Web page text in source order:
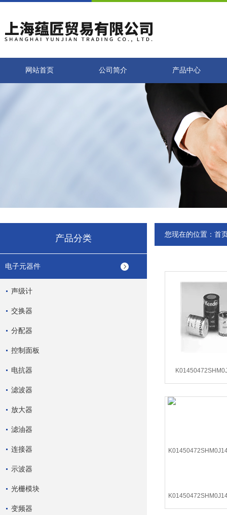
网站首页 公司简介 产品中心
产品分类
电子元器件
声级计
交换器
分配器
控制面板
电抗器
滤波器
放大器
滤油器
连接器
示波器
光栅模块
变频器
您现在的位置： 首
KENDEIL
容器